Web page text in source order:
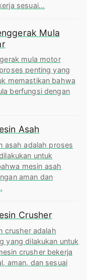
sesuai...
Mula
mula motor
penting yang
memastikan bahwa
berfungsi dengan
Asah
asah adalah proses
untuk
mesin asah
aman dan
Crusher
crusher adalah
yang dilakukan untuk
crusher bekerja
aman, dan sesuai